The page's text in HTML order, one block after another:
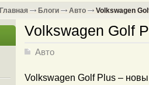
Главная Блоги Авто Volkswagen
Volkswagen Golf
Авто
Volkswagen Golf Plus –